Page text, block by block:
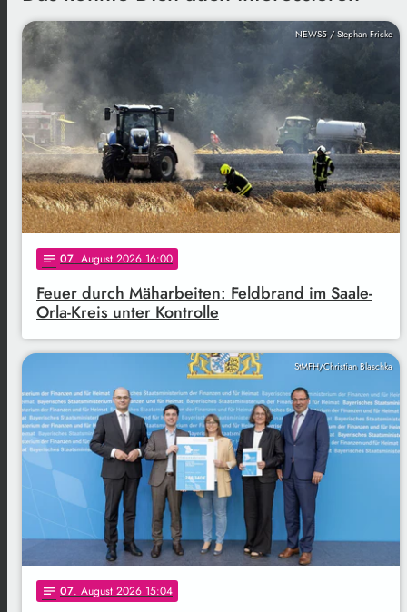
NEWS5 / Stephan Fricke
notes 07. August 2026 16:00
Feuer durch Mäharbeiten: Feldbrand im Saale-
Orla-Kreis unter Kontrolle
StMFH/Christian Blaschka
notes 07. August 2026 15:04